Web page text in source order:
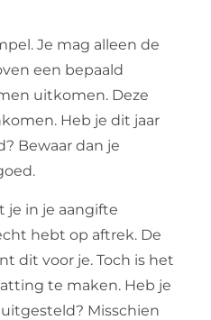
Je mag alleen de
een bepaald
uitkomen. Deze
Heb je dit jaar
Bewaar dan je
je in je aangifte
hebt op aftrek. De
dit voor je. Toch is het
te maken. Heb je
Misschien